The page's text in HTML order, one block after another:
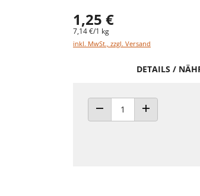
1,25 €
7,14 €/1 kg
inkl. MwSt., zzgl. Versand
DETAILS /
ANZAHL VERRINGERN
ANZAHL